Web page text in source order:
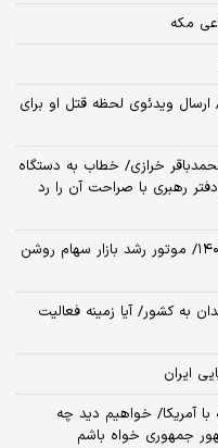
مکه
ویدئوی لحظه قتل او برای
خرازی/ خطاب به دستگاه
رهبری با صراحت آن را رد
پیش بینی بورس فردا شنبه ۱۷ مردادماه ۱۴۰۵/ موتور رشد بازار سهام روشن
به کشور/ آیا زمینه فعالیت
ایران
با آمریکا/ خواهیم دید چه
جمهوری خواه باشم